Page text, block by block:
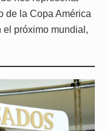
de la Copa América
el próximo mundial,